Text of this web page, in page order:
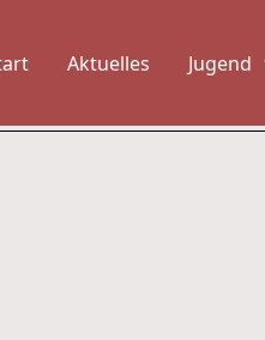
Aktuelles Jugend